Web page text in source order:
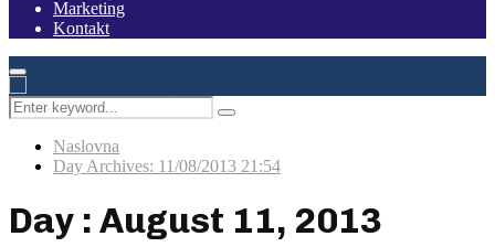
Marketing
Kontakt
Facebook
Instagram
Youtube
Primary
Menu
Search
for:
Pretraga
Naslovna
Day Archives: 11/08/2013 21:54
Day : August 11, 2013